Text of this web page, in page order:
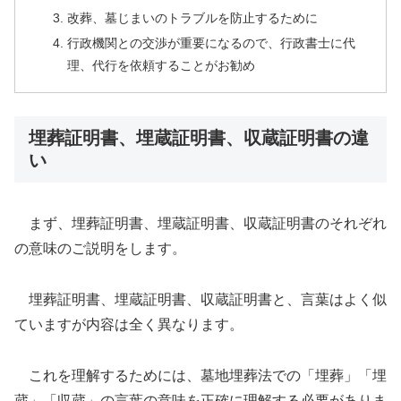
改葬、墓じまいのトラブルを防止するために
行政機関との交渉が重要になるので、行政書士に代
理、代行を依頼することがお勧め
埋葬証明書、埋蔵証明書、収蔵証明書の違
い
まず、埋葬証明書、埋蔵証明書、収蔵証明書のそれぞれ
の意味のご説明をします。
埋葬証明書、埋蔵証明書、収蔵証明書と、言葉はよく似
ていますが内容は全く異なります。
これを理解するためには、墓地埋葬法での「埋葬」「埋